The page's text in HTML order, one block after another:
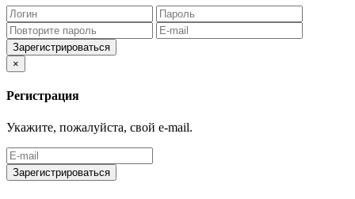
Зарегистрироваться
×
Регистрация
Укажите, пожалуйста, свой e-mail.
Зарегистрироваться